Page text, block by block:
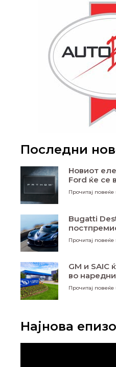
Последни
Новиот
Ford ќе се
Прочитај повеќе
Bugatti
Прочитај повеќе
GM и SAIC
во
Прочитај повеќе
Најнова